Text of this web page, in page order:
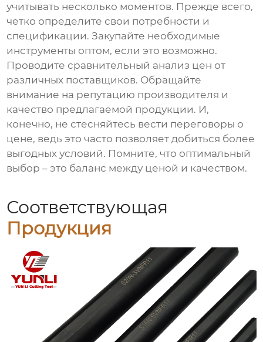
учитывать несколько моментов. Прежде всего,
четко определите свои потребности и
спецификации. Закупайте необходимые
инструменты оптом, если это возможно.
Проводите сравнительный анализ цен от
различных поставщиков. Обращайте
внимание на репутацию производителя и
качество предлагаемой продукции. И,
конечно, не стесняйтесь вести переговоры о
цене, ведь это часто позволяет добиться более
выгодных условий. Помните, что оптимальный
выбор – это баланс между ценой и качеством.
Соответствующая
Продукция